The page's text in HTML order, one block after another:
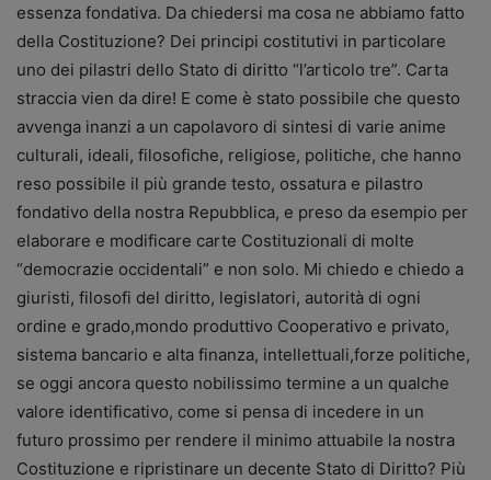
essenza fondativa. Da chiedersi ma cosa ne abbiamo fatto
della Costituzione? Dei principi costitutivi in particolare
uno dei pilastri dello Stato di diritto “l’articolo tre”. Carta
straccia vien da dire! E come è stato possibile che questo
avvenga inanzi a un capolavoro di sintesi di varie anime
culturali, ideali, filosofiche, religiose, politiche, che hanno
reso possibile il più grande testo, ossatura e pilastro
fondativo della nostra Repubblica, e preso da esempio per
elaborare e modificare carte Costituzionali di molte
“democrazie occidentali” e non solo. Mi chiedo e chiedo a
giuristi, filosofi del diritto, legislatori, autorità di ogni
ordine e grado,mondo produttivo Cooperativo e privato,
sistema bancario e alta finanza, intellettuali,forze politiche,
se oggi ancora questo nobilissimo termine a un qualche
valore identificativo, come si pensa di incedere in un
futuro prossimo per rendere il minimo attuabile la nostra
Costituzione e ripristinare un decente Stato di Diritto? Più